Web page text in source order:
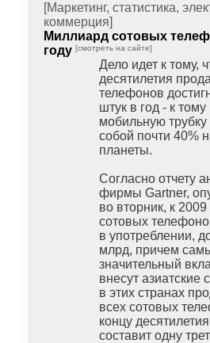
[Маркетинг, статистика,
коммерция]
Миллиард сотовых
году [смотреть на сайте]
Дело идет к тому,
десятилетия
телефонов
штук в год - к
мобильную трубку
собой почти 40%
планеты.
Согласно отчету
фирмы Gartner,
во вторник, к 2009
сотовых
в употреблении,
млрд, причем
значительный
внесут азиатские
в этих странах
всех сотовых
концу
составит одну